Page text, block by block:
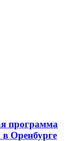
программа
в Оренбурге